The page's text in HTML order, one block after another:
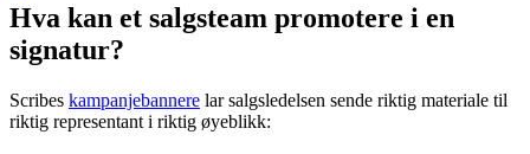
Hva kan et salgsteam promotere i en
signatur?
Scribes kampanjebannere lar salgsledelsen sende riktig materiale til
riktig representant i riktig øyeblikk: